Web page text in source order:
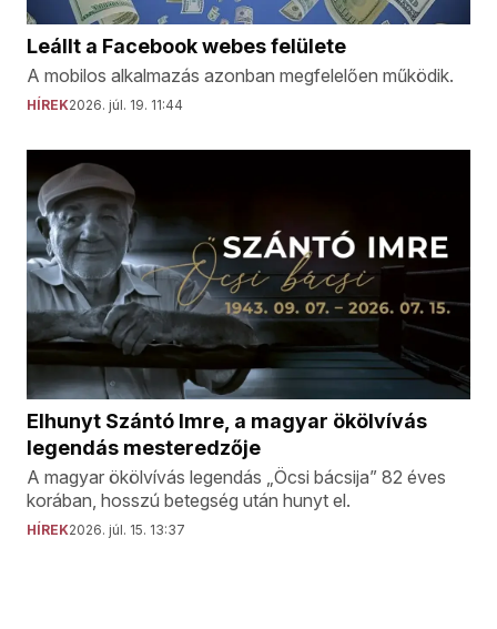
Leállt a Facebook webes felülete
A mobilos alkalmazás azonban megfelelően működik.
HÍREK2026. júl. 19. 11:44
Elhunyt Szántó Imre, a magyar ökölvívás
legendás mesteredzője
A magyar ökölvívás legendás „Öcsi bácsija” 82 éves
korában, hosszú betegség után hunyt el.
HÍREK2026. júl. 15. 13:37